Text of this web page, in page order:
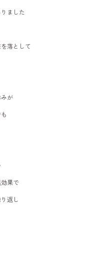
ました
落として
が
果で
返し